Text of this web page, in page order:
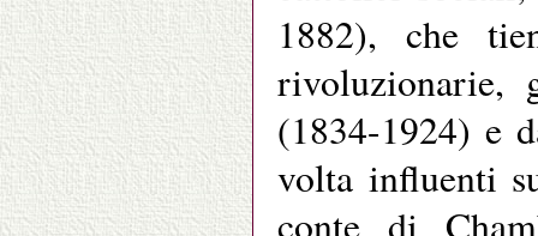
1882), che
rivoluzionarie,
(1834-1924) e
volta influenti
conte di